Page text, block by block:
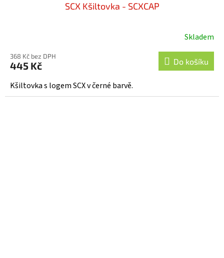
SCX Kšiltovka - SCXCAP
Skladem
368 Kč bez DPH
445 Kč Do košíku
Kšiltovka s logem SCX v černé barvě.